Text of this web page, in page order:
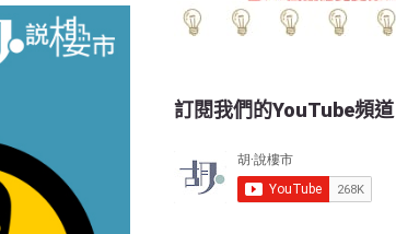
訂閱我們的YouTube頻道